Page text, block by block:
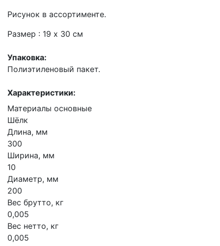
Рисунок в ассортименте.
Размер : 19 х 30 см
Упаковка:
Полиэтиленовый пакет.
Характеристики:
Материалы основные
Шёлк
Длина, мм
300
Ширина, мм
10
Диаметр, мм
200
Вес брутто, кг
0,005
Вес нетто, кг
0,005